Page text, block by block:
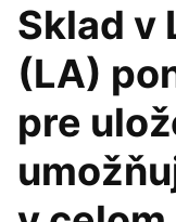
Sklad v
(LA)
pre